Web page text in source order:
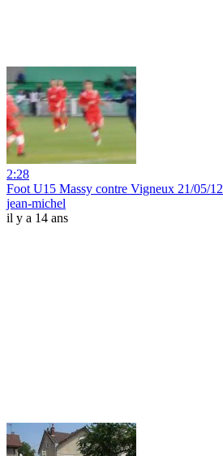
2:28
Foot U15 Massy contre Vigneux 21/05/12
jean-michel
il y a 14 ans